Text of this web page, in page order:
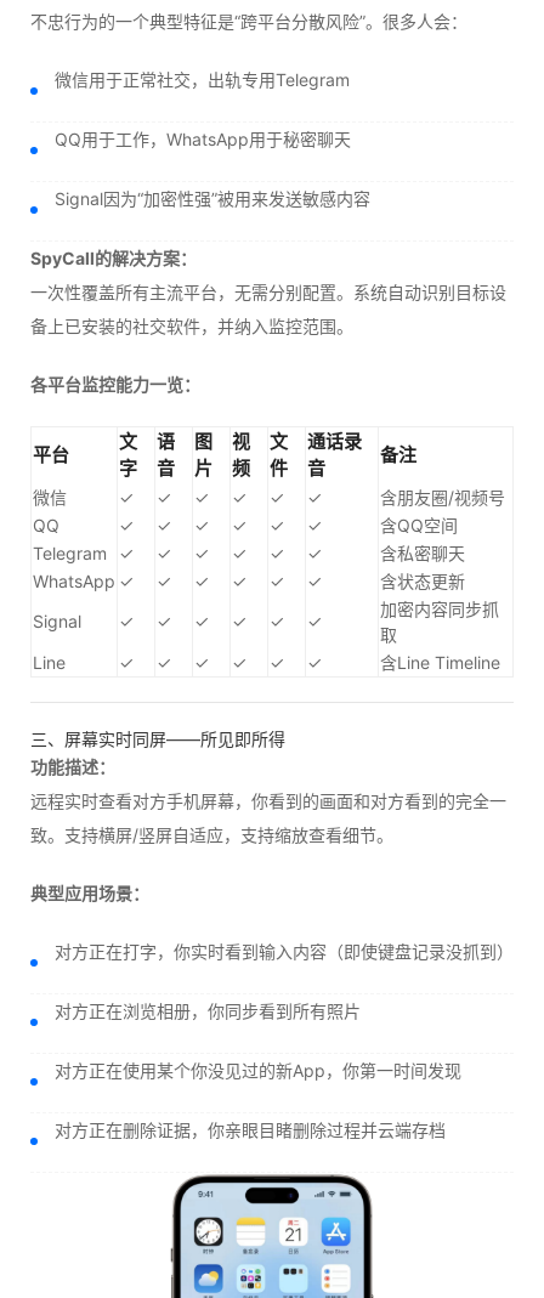
不忠行为的一个典型特征是“跨平台分散风险”。很多人会：
微信用于正常社交，出轨专用Telegram
QQ用于工作，WhatsApp用于秘密聊天
Signal因为“加密性强”被用来发送敏感内容
SpyCall的解决方案：
一次性覆盖所有主流平台，无需分别配置。系统自动识别目标设
备上已安装的社交软件，并纳入监控范围。
各平台监控能力一览：
平台
文
字
语
音
图
片
视
频
文
件
通话录
音
备注
微信 ✓ ✓ ✓ ✓ ✓ ✓
含朋友圈/视频号
QQ
✓ ✓ ✓ ✓ ✓ ✓
含QQ空间
Telegram
✓ ✓ ✓ ✓ ✓ ✓
含私密聊天
WhatsApp ✓ ✓ ✓ ✓ ✓ ✓
含状态更新
Signal
✓ ✓ ✓ ✓ ✓ ✓
加密内容同步抓
取
Line
✓ ✓ ✓ ✓ ✓ ✓ 含Line Timeline
三、屏幕实时同屏——所见即所得
功能描述：
远程实时查看对方手机屏幕，你看到的画面和对方看到的完全一
致。支持横屏/竖屏自适应，支持缩放查看细节。
典型应用场景：
对方正在打字，你实时看到输入内容（即使键盘记录没抓到）
对方正在浏览相册，你同步看到所有照片
对方正在使用某个你没见过的新App，你第一时间发现
对方正在删除证据，你亲眼目睹删除过程并云端存档